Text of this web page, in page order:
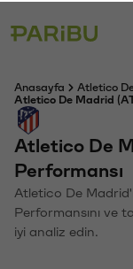
Anasayfa
Atletico
Atletico De Madrid
Atletico De
Performansı
Atletico De
Performansını ve
iyi analiz edin.